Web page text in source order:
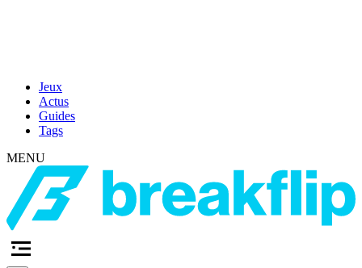
Jeux
Actus
Guides
Tags
MENU